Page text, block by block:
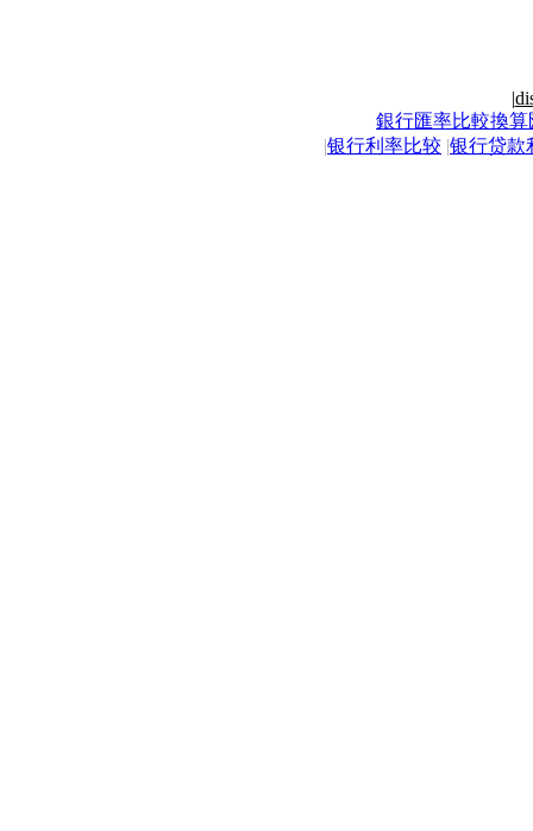
|
銀行匯率比較換算
|银行利率比较 |银行贷款